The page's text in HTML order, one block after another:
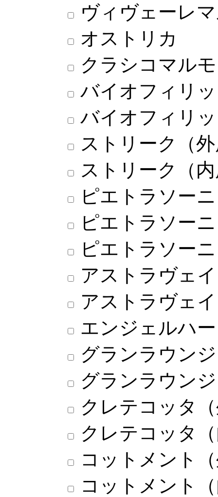
ヴィヴェーレ
オストリカ
クラシコマルモ
バイオフィリ
バイオフィリ
ストリーク（
ストリーク（
ピエトラソー
ピエトラソー
ピエトラソー
アストラヴェ
アストラヴェ
エンジェルハ
グランラウン
グランラウン
クレテコッタ
クレテコッタ
コットメント
コットメント